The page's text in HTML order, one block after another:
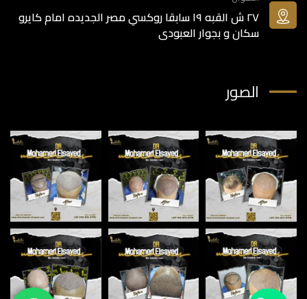
٢٧ ش القبه ١٩ سابقا روكسي مصر الجديده امام كايرو
سكان و بجوار العبودى
الصور